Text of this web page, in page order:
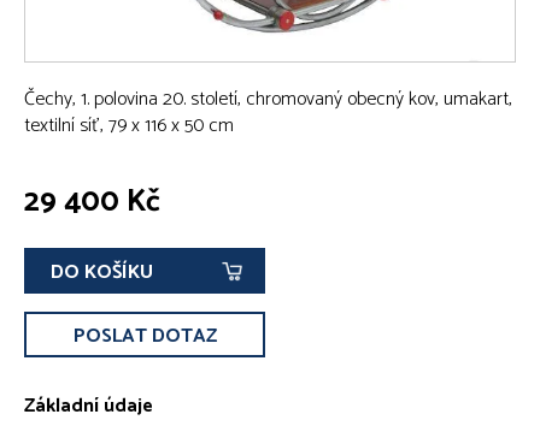
Čechy, 1. polovina 20. století, chromovaný obecný kov, umakart,
textilní síť, 79 x 116 x 50 cm
29 400 Kč
DO KOŠÍKU
POSLAT DOTAZ
Základní údaje